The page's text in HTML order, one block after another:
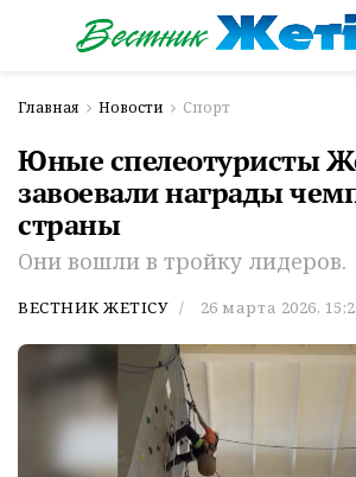
Главная Новости Спорт
Юные спелеотуристы
завоевали награды
страны
Они вошли в тройку лидеров.
ВЕСТНИК ЖЕТІСУ 26 марта 2026,